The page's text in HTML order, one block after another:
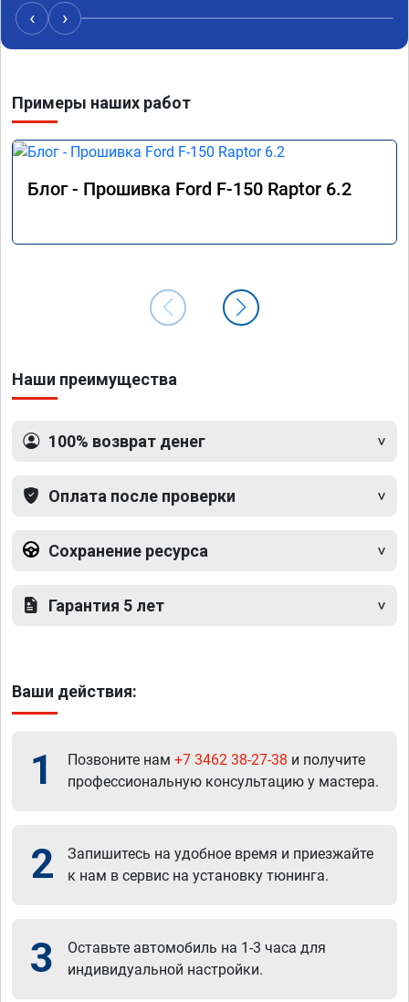
‹ ›
Примеры наших работ
Блог - Прошивка Ford F-150 Raptor 6.2
Наши преимущества
100% возврат денег
Оплата после проверки
Сохранение ресурса
Гарантия 5 лет
Ваши действия:
1 Позвоните нам +7 3462 38-27-38 и получите
профессиональную консультацию у мастера.
2
Запишитесь на удобное время и приезжайте
к нам в сервис на установку тюнинга.
3
Оставьте автомобиль на 1-3 часа для
индивидуальной настройки.